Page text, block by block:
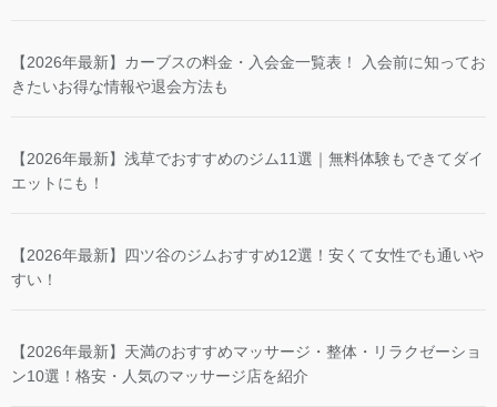
【2026年最新】カーブスの料金・入会金一覧表！ 入会前に知ってお
きたいお得な情報や退会方法も
【2026年最新】浅草でおすすめのジム11選｜無料体験もできてダイ
エットにも！
【2026年最新】四ツ谷のジムおすすめ12選！安くて女性でも通いや
すい！
【2026年最新】天満のおすすめマッサージ・整体・リラクゼーショ
ン10選！格安・人気のマッサージ店を紹介